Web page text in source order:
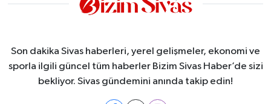
Son dakika Sivas haberleri, yerel gelişmeler, ekonomi ve
sporla ilgili güncel tüm haberler Bizim Sivas Haber’de sizi
bekliyor. Sivas gündemini anında takip edin!